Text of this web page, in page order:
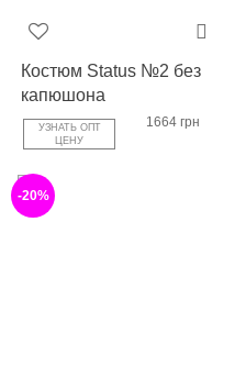
Костюм Status №2 без
капюшона
УЗНАТЬ ОПТ
ЦЕНУ
1664 грн
-20%